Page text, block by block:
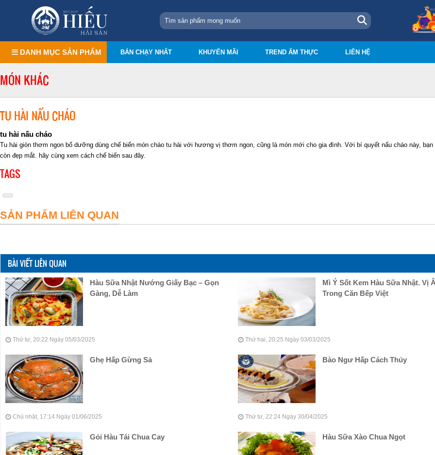
DANH MỤC SẢN PHẨM BÁN CHẠY NHẤT KHUYẾN MÃI TREND ẨM THỰC LIÊN HỆ
MÓN KHÁC
TU HÀI NẤU CHÁO
tu hài nấu cháo
Tu hài giòn thơm ngon bổ dưỡng dùng chế biến món cháo tu hài với hương vị thơm ngon, cũng là món mới cho gia đình. Với bí quyết nấu cháo này,
còn đẹp mắt. hãy cùng xem cách chế biến sau đây.
TAGS
SẢN PHẨM LIÊN QUAN
BÀI VIẾT LIÊN QUAN
Hàu Sữa Nhật Nướng Giấy Bạc – Gọn
Gàng, Dễ Làm
Thứ tư, 20:22 Ngày 05/03/2025
Mì Ý Sốt Kem Hàu Sữa Nhật. Vị
Trong Căn Bếp Việt
Thứ hai, 20:25 Ngày 03/03/2025
Ghẹ Hấp Gừng Sả
Chủ nhật, 17:14 Ngày 01/06/2025
Bào Ngư Hấp Cách Thủy
Thứ tư, 22:24 Ngày 30/04/2025
Gỏi Hàu Tái Chua Cay Hàu Sữa Xào Chua Ngọt